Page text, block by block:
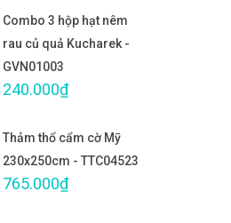
Combo 3 hộp hạt nêm
rau củ quả Kucharek -
GVN01003
240.000₫
Thảm thổ cẩm cờ Mỹ
230x250cm - TTC04523
765.000₫